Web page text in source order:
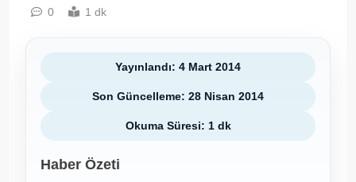
0
1 dk
Yayınlandı: 4 Mart 2014
Son Güncelleme: 28 Nisan 2014
Okuma Süresi: 1 dk
Haber Özeti